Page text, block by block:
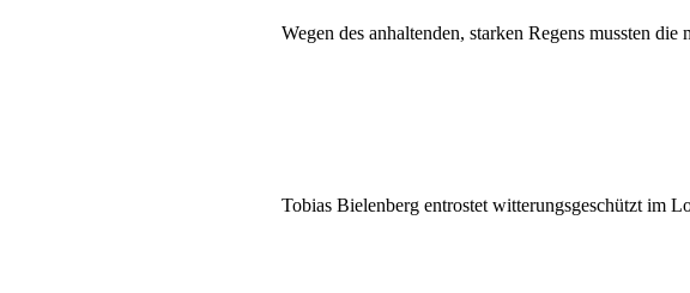
Wegen des anhaltenden, starken Regens mussten
Tobias Bielenberg entrostet witterungsgeschützt im